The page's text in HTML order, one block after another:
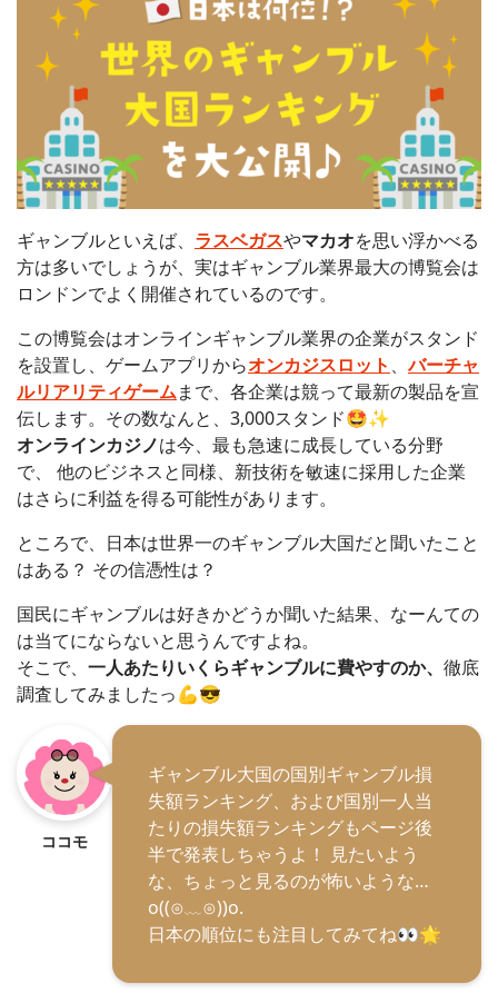
ギャンブルといえば、 ラスベガスやマカオを思い浮かべる
方は多いでしょうが、実はギャンブル業界最大の博覧会は
ロンドンでよく開催されているのです。
この博覧会はオンラインギャンブル業界の企業がスタンド
を設置し、ゲームアプリからオンカジスロット 、バーチャ
ルリアリティゲームまで、各企業は競って最新の製品を宣
伝します。その数なんと、3,000スタンド🤩✨
オンラインカジノは今、最も急速に成長している分野
で、 他のビジネスと同様、新技術を敏速に採用した企業
はさらに利益を得る可能性があります。
ところで、日本は世界一のギャンブル大国だと聞いたこと
はある？ その信憑性は？
国民にギャンブルは好きかどうか聞いた結果、なーんての
は当てにならないと思うんですよね。
そこで、 一人あたりいくらギャンブルに費やすのか、 徹底
調査してみましたっ💪😎
ココモ
ギャンブル大国の国別ギャンブル損
失額ランキング、および国別一人当
たりの損失額ランキングもページ後
半で発表しちゃうよ！ 見たいよう
な、ちょっと見るのが怖いような…
o((⊙﹏⊙))o.
日本の順位にも注目してみてね👀🌟